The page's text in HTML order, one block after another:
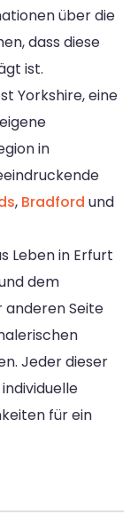
über die
dass diese
ist.
Yorkshire, eine
in
, Bradford und
Leben in Erfurt
dem
anderen Seite
Jeder dieser
für ein